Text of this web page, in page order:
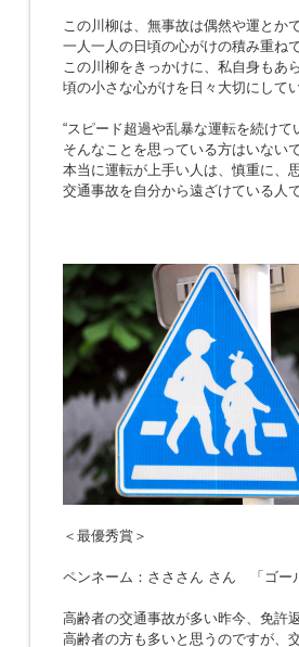
この川柳は、無事故は偶然や運とかで
一人一人の日頃の心がけの積み重ね
この川柳をきっかけに、私自身もあ
頃の小さな心がけを日々大切にして
“スピード超過や乱暴な運転を続け
そんなことを思っている方はいない
本当に運転が上手い人は、慎重に、
交通事故を自分から遠ざけている人で
＜最優秀賞＞
ペンネーム：さささん さん 「ゴ
高齢者の交通事故が多い昨今、免許
高齢者の方も多いと思うのですが、